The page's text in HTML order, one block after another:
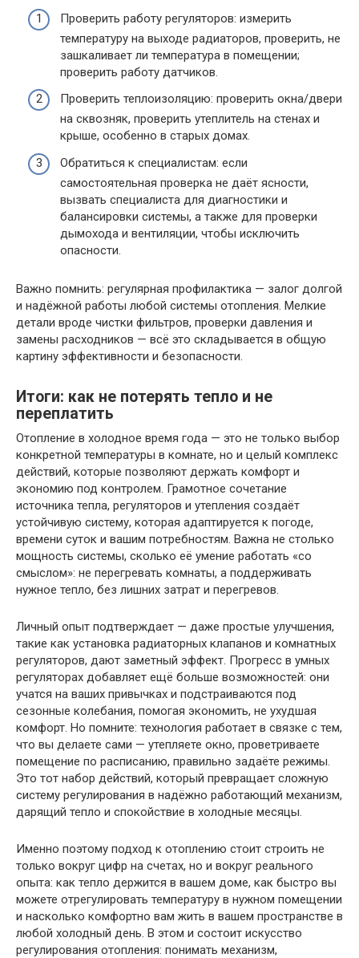
Проверить работу регуляторов: измерить
температуру на выходе радиаторов, проверить, не
зашкаливает ли температура в помещении;
проверить работу датчиков.
Проверить теплоизоляцию: проверить окна/двери
на сквозняк, проверить утеплитель на стенах и
крыше, особенно в старых домах.
Обратиться к специалистам: если
самостоятельная проверка не даёт ясности,
вызвать специалиста для диагностики и
балансировки системы, а также для проверки
дымохода и вентиляции, чтобы исключить
опасности.
Важно помнить: регулярная профилактика — залог долгой
и надёжной работы любой системы отопления. Мелкие
детали вроде чистки фильтров, проверки давления и
замены расходников — всё это складывается в общую
картину эффективности и безопасности.
Итоги: как не потерять тепло и не
переплатить
Отопление в холодное время года — это не только выбор
конкретной температуры в комнате, но и целый комплекс
действий, которые позволяют держать комфорт и
экономию под контролем. Грамотное сочетание
источника тепла, регуляторов и утепления создаёт
устойчивую систему, которая адаптируется к погоде,
времени суток и вашим потребностям. Важна не столько
мощность системы, сколько её умение работать «со
смыслом»: не перегревать комнаты, а поддерживать
нужное тепло, без лишних затрат и перегревов.
Личный опыт подтверждает — даже простые улучшения,
такие как установка радиаторных клапанов и комнатных
регуляторов, дают заметный эффект. Прогресс в умных
регуляторах добавляет ещё больше возможностей: они
учатся на ваших привычках и подстраиваются под
сезонные колебания, помогая экономить, не ухудшая
комфорт. Но помните: технология работает в связке с тем,
что вы делаете сами — утепляете окно, проветриваете
помещение по расписанию, правильно задаёте режимы.
Это тот набор действий, который превращает сложную
систему регулирования в надёжно работающий механизм,
дарящий тепло и спокойствие в холодные месяцы.
Именно поэтому подход к отоплению стоит строить не
только вокруг цифр на счетах, но и вокруг реального
опыта: как тепло держится в вашем доме, как быстро вы
можете отрегулировать температуру в нужном помещении
и насколько комфортно вам жить в вашем пространстве в
любой холодный день. В этом и состоит искусство
регулирования отопления: понимать механизм,